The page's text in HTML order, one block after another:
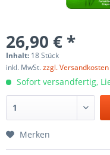
26,90 € *
Inhalt: 18 Stück
inkl. MwSt.zzgl. Versandkosten
Sofort versandfertig,
Merken